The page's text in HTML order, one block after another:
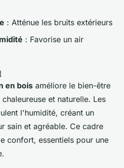
: Atténue les bruits extérieurs
: Favorise un air
en bois améliore le bien-être
et naturelle. Les
l'humidité, créant un
sain et agréable. Ce cadre
confort, essentiels pour une